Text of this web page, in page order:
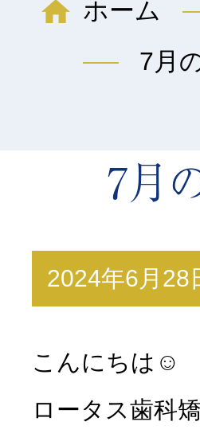
ホーム
7月
7月
2024年6月28
こんにちは☺︎
ロータス歯科